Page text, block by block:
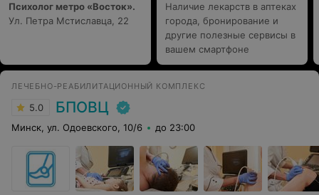
Психолог метро «Восток».
Ул. Петра Мстиславца, 22
Наличие лекарств в аптеках
города, бронирование и
другие полезные сервисы в
вашем смартфоне
ЛЕЧЕБНО-РЕАБИЛИТАЦИОННЫЙ КОМПЛЕКС
5.0 БПОВЦ
Минск, ул. Одоевского, 10/6 до 23:00